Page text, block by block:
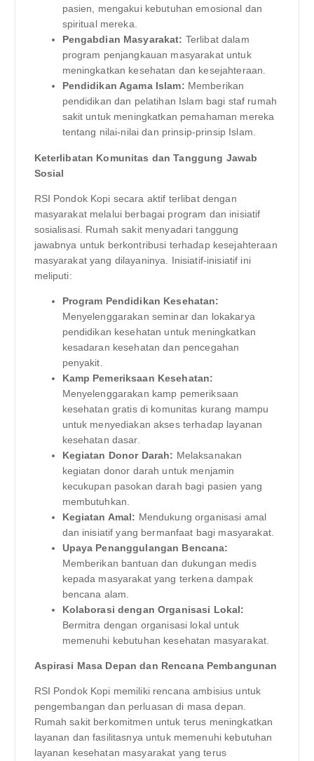
pasien, mengakui kebutuhan emosional dan
spiritual mereka.
Pengabdian Masyarakat: Terlibat dalam
program penjangkauan masyarakat untuk
meningkatkan kesehatan dan kesejahteraan.
Pendidikan Agama Islam: Memberikan
pendidikan dan pelatihan Islam bagi staf rumah
sakit untuk meningkatkan pemahaman mereka
tentang nilai-nilai dan prinsip-prinsip Islam.
Keterlibatan Komunitas dan Tanggung Jawab
Sosial
RSI Pondok Kopi secara aktif terlibat dengan
masyarakat melalui berbagai program dan inisiatif
sosialisasi. Rumah sakit menyadari tanggung
jawabnya untuk berkontribusi terhadap kesejahteraan
masyarakat yang dilayaninya. Inisiatif-inisiatif ini
meliputi:
Program Pendidikan Kesehatan:
Menyelenggarakan seminar dan lokakarya
pendidikan kesehatan untuk meningkatkan
kesadaran kesehatan dan pencegahan
penyakit.
Kamp Pemeriksaan Kesehatan:
Menyelenggarakan kamp pemeriksaan
kesehatan gratis di komunitas kurang mampu
untuk menyediakan akses terhadap layanan
kesehatan dasar.
Kegiatan Donor Darah: Melaksanakan
kegiatan donor darah untuk menjamin
kecukupan pasokan darah bagi pasien yang
membutuhkan.
Kegiatan Amal: Mendukung organisasi amal
dan inisiatif yang bermanfaat bagi masyarakat.
Upaya Penanggulangan Bencana:
Memberikan bantuan dan dukungan medis
kepada masyarakat yang terkena dampak
bencana alam.
Kolaborasi dengan Organisasi Lokal:
Bermitra dengan organisasi lokal untuk
memenuhi kebutuhan kesehatan masyarakat.
Aspirasi Masa Depan dan Rencana Pembangunan
RSI Pondok Kopi memiliki rencana ambisius untuk
pengembangan dan perluasan di masa depan.
Rumah sakit berkomitmen untuk terus meningkatkan
layanan dan fasilitasnya untuk memenuhi kebutuhan
layanan kesehatan masyarakat yang terus